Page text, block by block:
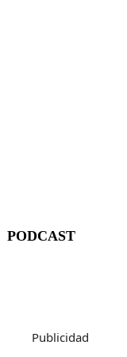
PODCAST
Publicidad